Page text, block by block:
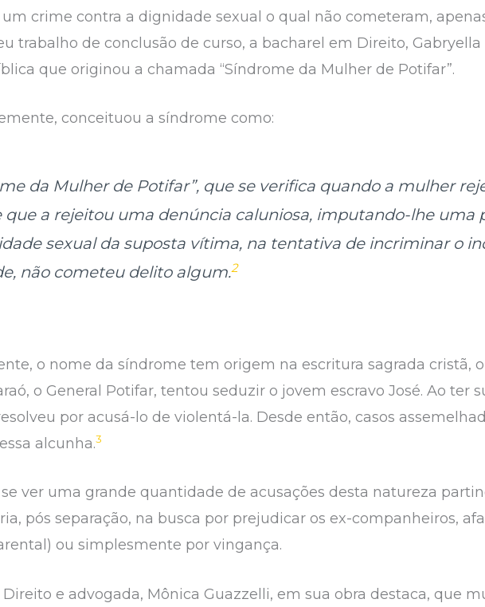
um crime contra a dignidade sexual o qual não cometeram,
trabalho de conclusão de curso, a bacharel em Direito,
que originou a chamada “Síndrome da Mulher de Potifar”.
conceituou a síndrome como:
da Mulher de Potifar”, que se verifica quando a mulher
que a rejeitou uma denúncia caluniosa, imputando-lhe uma
sexual da suposta vítima, na tentativa de incriminar o
não cometeu delito algum.2
o nome da síndrome tem origem na escritura sagrada cristã,
o General Potifar, tentou seduzir o jovem escravo José. Ao ter
por acusá-lo de violentá-la. Desde então, casos
alcunha.3
ver uma grande quantidade de acusações desta natureza
pós separação, na busca por prejudicar os ex-companheiros,
ou simplesmente por vingança.
e advogada, Mônica Guazzelli, em sua obra destaca, que